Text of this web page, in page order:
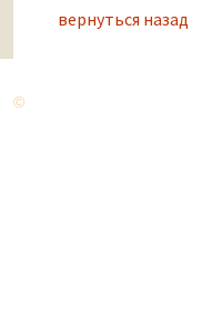
вернуться назад
©